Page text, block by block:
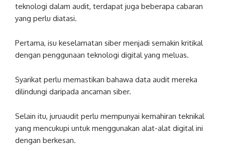
teknologi dalam audit, terdapat juga beberapa cabaran
yang perlu diatasi.
Pertama, isu keselamatan siber menjadi semakin kritikal
dengan penggunaan teknologi digital yang meluas.
Syarikat perlu memastikan bahawa data audit mereka
dilindungi daripada ancaman siber.
Selain itu, juruaudit perlu mempunyai kemahiran teknikal
yang mencukupi untuk menggunakan alat-alat digital ini
dengan berkesan.